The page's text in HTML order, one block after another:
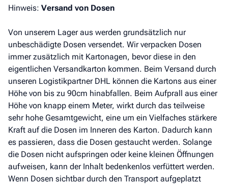
Hinweis: Versand von Dosen
Von unserem Lager aus werden grundsätzlich nur
unbeschädigte Dosen versendet. Wir verpacken Dosen
immer zusätzlich mit Kartonagen, bevor diese in den
eigentlichen Versandkarton kommen. Beim Versand durch
unseren Logistikpartner DHL können die Kartons aus einer
Höhe von bis zu 90cm hinabfallen. Beim Aufprall aus einer
Höhe von knapp einem Meter, wirkt durch das teilweise
sehr hohe Gesamtgewicht, eine um ein Vielfaches stärkere
Kraft auf die Dosen im Inneren des Karton. Dadurch kann
es passieren, dass die Dosen gestaucht werden. Solange
die Dosen nicht aufspringen oder keine kleinen Öffnungen
aufweisen, kann der Inhalt bedenkenlos verfüttert werden.
Wenn Dosen sichtbar durch den Transport aufgeplatzt